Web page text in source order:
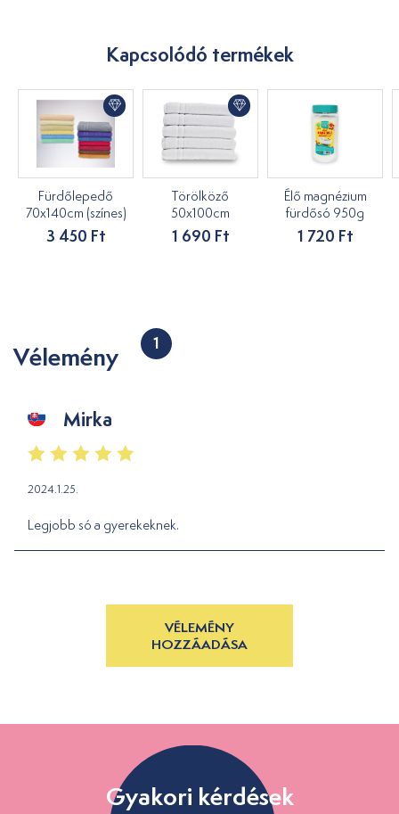
Kapcsolódó termékek
Fürdőlepedő
70x140cm (színes)
3 450 Ft
Törölköző
50x100cm
1 690 Ft
Élő magnézium
fürdősó 950g
1 720 Ft
Vélemény 1
Mirka
2024.1.25.
Legjobb só a gyerekeknek.
VÉLEMÉNY
HOZZÁADÁSA
Gyakori kérdések